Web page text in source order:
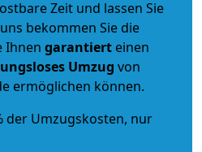
Zeit und lassen Sie
bekommen Sie die
Ihnen garantiert einen
Umzug von
ermöglichen können.
der Umzugskosten, nur